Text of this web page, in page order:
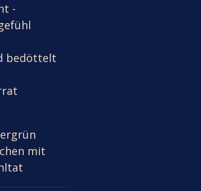
-
bedöttelt
mit